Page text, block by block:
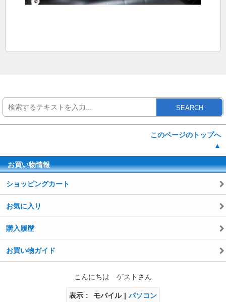
SEARCH
このページのトップへ
▲
お買い物情報
ショッピングカート
お気に入り
購入履歴
お買い物ガイド
こんにちは ゲストさん
表示 モバイル パソコン